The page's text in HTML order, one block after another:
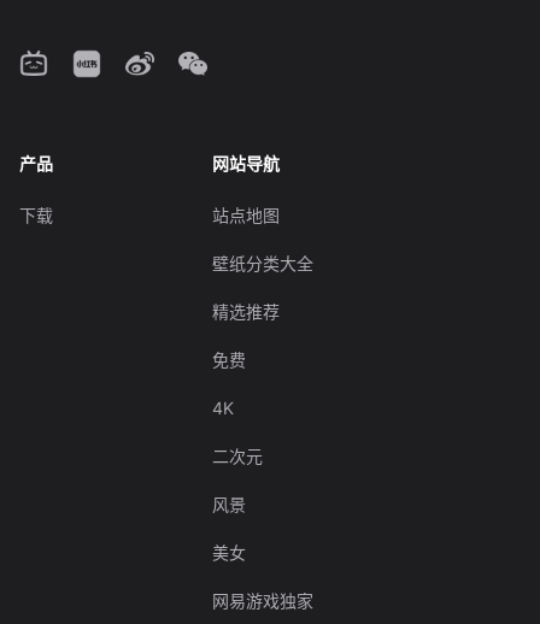
产品
下载
网站导航
站点地图
壁纸分类大全
精选推荐
免费
4K
二次元
风景
美女
网易游戏独家